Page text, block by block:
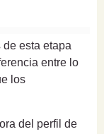
esta etapa
entre lo
los
del perfil de